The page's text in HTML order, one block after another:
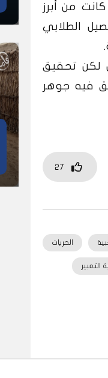
من أبرز
الطلابي
لكن تحقيق
فيه جوهر
27
الحريات
التعبير